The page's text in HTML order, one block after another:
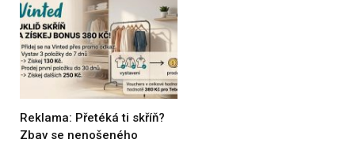
Reklama: Přetéká ti skříň?
Zbav se nenošeného